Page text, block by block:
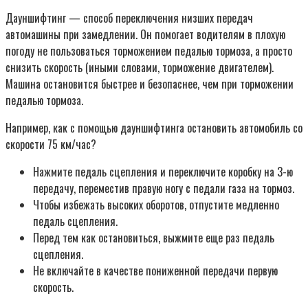
Дауншифтинг — способ переключения низших передач
автомашины при замедлении. Он помогает водителям в плохую
погоду не пользоваться торможением педалью тормоза, а просто
снизить скорость (иными словами, торможение двигателем).
Машина остановится быстрее и безопаснее, чем при торможении
педалью тормоза.
Например, как с помощью дауншифтинга остановить автомобиль со
скорости 75 км/час?
Нажмите педаль сцепления и переключите коробку на 3-ю
передачу, переместив правую ногу с педали газа на тормоз.
Чтобы избежать высоких оборотов, отпустите медленно
педаль сцепления.
Перед тем как остановиться, выжмите еще раз педаль
сцепления.
Не включайте в качестве пониженной передачи первую
скорость.